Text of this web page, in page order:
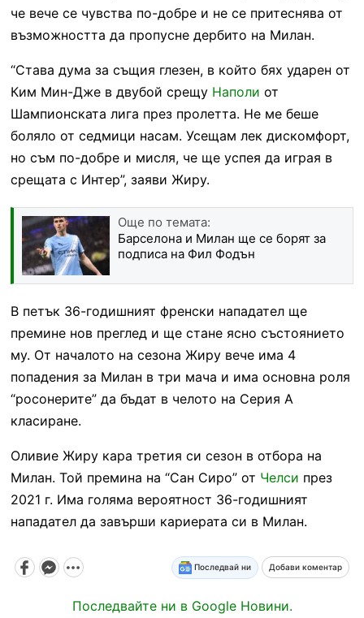
че вече се чувства по-добре и не се притеснява от
възможността да пропусне дербито на Милан.
“Става дума за същия глезен, в който бях ударен от
Ким Мин-Дже в двубой срещу Наполи от
Шампионската лига през пролетта. Не ме беше
боляло от седмици насам. Усещам лек дискомфорт,
но съм по-добре и мисля, че ще успея да играя в
срещата с Интер”, заяви Жиру.
Още по темата:
Барселона и Милан ще се борят за
подписа на Фил Фодън
В петък 36-годишният френски нападател ще
премине нов преглед и ще стане ясно състоянието
му. От началото на сезона Жиру вече има 4
попадения за Милан в три мача и има основна роля
“росонерите” да бъдат в челото на Серия А
класиране.
Оливие Жиру кара третия си сезон в отбора на
Милан. Той премина на “Сан Сиро” от Челси през
2021 г. Има голяма вероятност 36-годишният
нападател да завърши кариерата си в Милан.
Последвай ни Добави коментар
Последвайте ни в Google Новини.